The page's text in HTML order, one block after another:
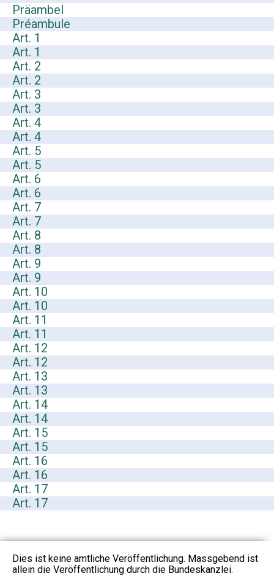
Präambel
Préambule
Art. 1
Art. 1
Art. 2
Art. 2
Art. 3
Art. 3
Art. 4
Art. 4
Art. 5
Art. 5
Art. 6
Art. 6
Art. 7
Art. 7
Art. 8
Art. 8
Art. 9
Art. 9
Art. 10
Art. 10
Art. 11
Art. 11
Art. 12
Art. 12
Art. 13
Art. 13
Art. 14
Art. 14
Art. 15
Art. 15
Art. 16
Art. 16
Art. 17
Art. 17
Dies ist keine amtliche Veröffentlichung. Massgebend ist
allein die Veröffentlichung durch die Bundeskanzlei.